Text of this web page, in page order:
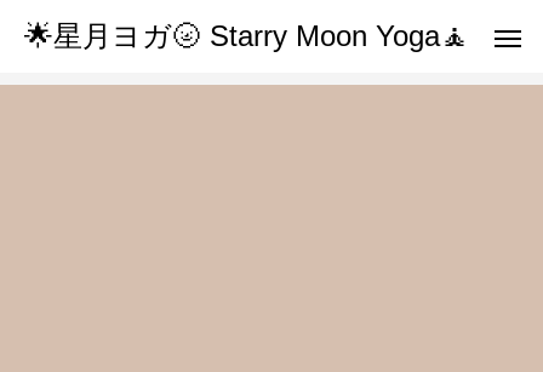
🌟星月ヨガ🌝 Starry Moon Yoga🧘